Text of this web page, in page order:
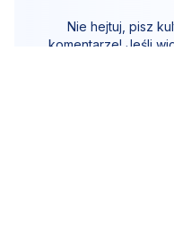
Nie hejtuj, pisz
komentarze! Jeśli